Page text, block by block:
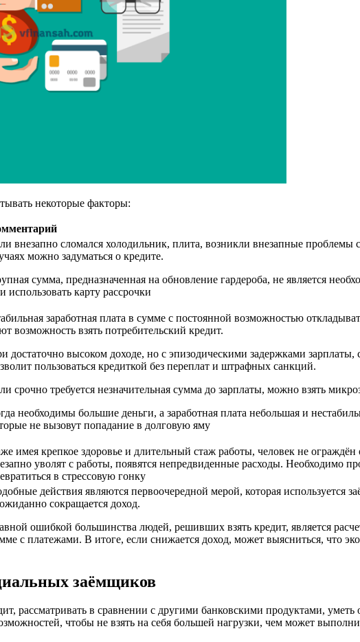
некоторые факторы:
внезапно сломался холодильник, плита, возникли внезапные проблемы
можно задуматься о кредите.
сумма, предназначенная на обновление гардероба, не является
использовать карту рассрочки
заработная плата в сумме с постоянной возможностью
возможность взять потребительский кредит.
достаточно высоком доходе, но с эпизодическими задержками
пользоваться кредиткой без переплат и штрафных санкций.
срочно требуется незначительная сумма до зарплаты, можно взять
необходимы большие деньги, а заработная плата небольшая и
не вызовут попадание в долговую яму
имея крепкое здоровье и длительный стаж работы, человек не
уволят с работы, появятся непредвиденные расходы. Необходимо
в стрессовую гонку
действия являются первоочередной мерой, которая используется
сокращается доход.
ошибкой большинства людей, решивших взять кредит, является
с платежами. В итоге, если снижается доход, может выясниться, что
заёмщиков
рассматривать в сравнении с другими банковскими продуктами,
чтобы не взять на себя большей нагрузки, чем может